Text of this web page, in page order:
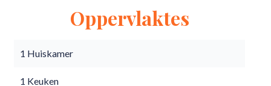
Oppervlaktes
1 Huiskamer
1 Keuken